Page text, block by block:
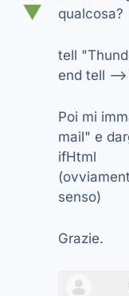
▼
qualcosa?
tell
end tell --
Poi mi
mail" e
ifHtml
senso)
Grazie.